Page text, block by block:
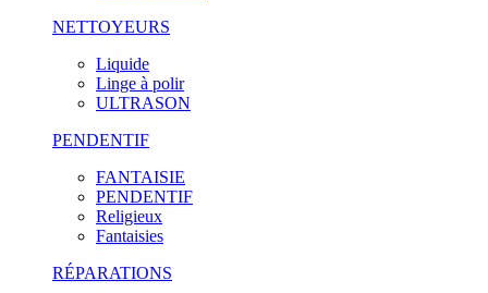
NETTOYEURS
Liquide
Linge à polir
ULTRASON
PENDENTIF
FANTAISIE
PENDENTIF
Religieux
Fantaisies
RÉPARATIONS